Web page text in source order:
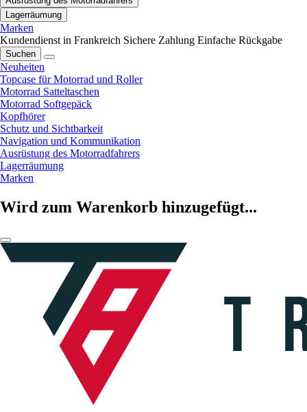
Lagerräumung
Marken
Kundendienst in Frankreich Sichere Zahlung Einfache Rückgabe
Suchen
Neuheiten
Topcase für Motorrad und Roller
Motorrad Satteltaschen
Motorrad Softgepäck
Kopfhörer
Schutz und Sichtbarkeit
Navigation und Kommunikation
Ausrüstung des Motorradfahrers
Lagerräumung
Marken
Wird zum Warenkorb hinzugefügt...